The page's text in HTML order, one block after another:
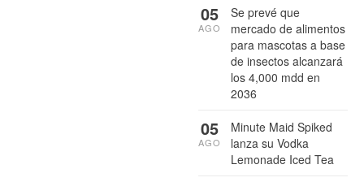
Se prevé que
mercado de alimentos
para mascotas a base
de insectos alcanzará
los 4,000 mdd en
2036
05
AGO
Minute Maid Spiked
lanza su Vodka
Lemonade Iced Tea
05
AGO